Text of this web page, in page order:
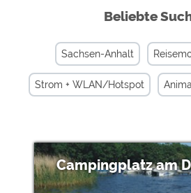
Beliebte
Sachsen-Anhalt
Strom + WLAN/Hotspot
Touristikstellplätze + Campinghütten
Hundefreundliche Angebote +
Campingplatz am